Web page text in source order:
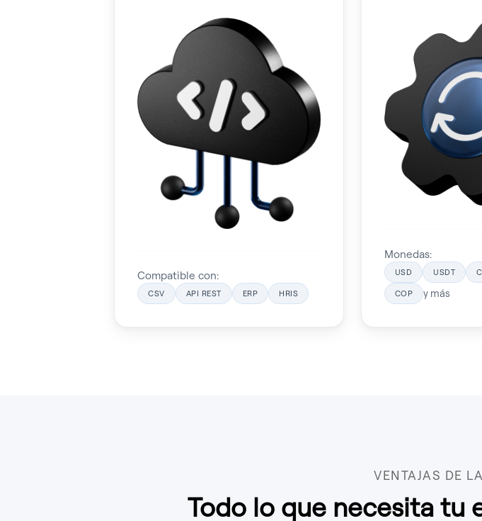
Compatible con:
CSV API REST ERP HRIS
Monedas:
USD USDT
COP y más
VENTAJAS DE
Todo lo que necesita tu